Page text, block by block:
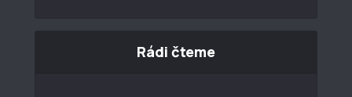
Rádi čteme